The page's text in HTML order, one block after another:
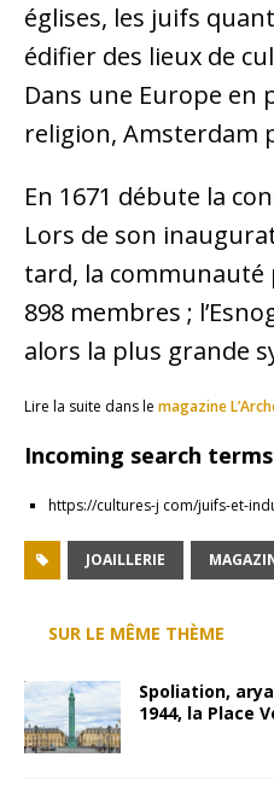
églises, les juifs
édifier des lieux de
Dans une Europe en
religion, Amsterdam
En 1671 débute la
Lors de son
tard, la
898 membres ;
alors la plus grande
Lire la suite dans le magazine
Incoming search
https://cultures-j com/juifs-et-
JOAILLERIE
SUR LE MÊME THÈME
Spoliation,
1944, la Place